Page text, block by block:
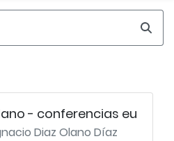
- conferencias eu
Diaz Olano Díaz